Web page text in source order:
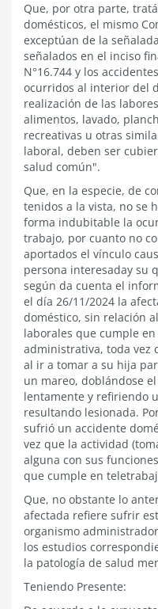
Que, por otra parte,
domésticos, el mismo
exceptúan de la
señalados en el inciso
N°16.744 y los
ocurridos al interior del
realización de las
alimentos, lavado,
recreativas u otras
laboral, deben ser
salud común".
Que, en la especie, de
tenidos a la vista, no se
forma indubitable la
trabajo, por cuanto no
aportados el vínculo
persona interesaday su
según da cuenta el
el día 26/11/2024 la
doméstico, sin relación
laborales que cumple
administrativa, toda vez
al ir a tomar a su hija
un mareo, doblándose
lentamente y refiriendo
resultando lesionada.
sufrió un accidente
vez que la actividad
alguna con sus
que cumple en
Que, no obstante lo
afectada refiere sufrir
organismo
los estudios
la patología de salud
Teniendo Presente: